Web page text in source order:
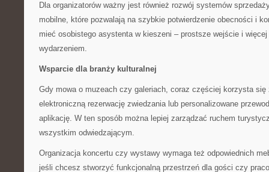
Dla organizatorów ważny jest również rozwój systemów
mobilne, które pozwalają na szybkie potwierdzenie obecności i
mieć osobistego asystenta w kieszeni – prostsze wejście i
wydarzeniem.
Wsparcie dla branży kulturalnej
Gdy mowa o muzeach czy galeriach, coraz częściej korzysta
elektroniczną rezerwację zwiedzania lub personalizowane
aplikację. W ten sposób można lepiej zarządzać ruchem
wszystkim odwiedzającym.
Organizacja koncertu czy wystawy wymaga też odpowiednich
jeśli chcesz stworzyć funkcjonalną przestrzeń dla gości czy